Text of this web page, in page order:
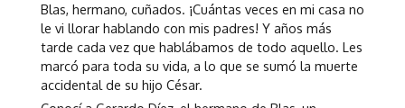
Blas, hermano, cuñados. ¡Cuántas veces en mi casa no
le vi llorar hablando con mis padres! Y años más
tarde cada vez que hablábamos de todo aquello. Les
marcó para toda su vida, a lo que se sumó la muerte
accidental de su hijo César.